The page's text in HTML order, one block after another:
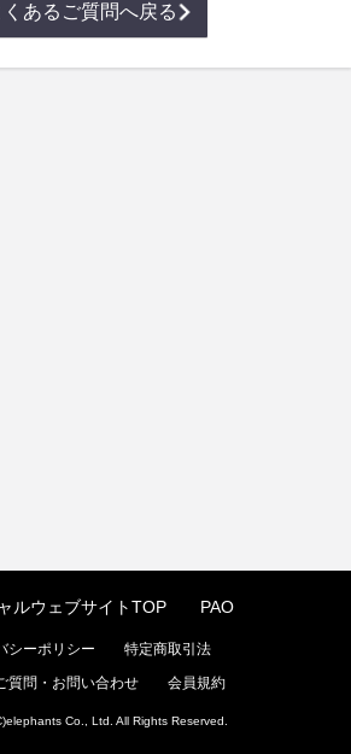
くあるご質問へ戻る
ルウェブサイトTOP PAO
シーポリシー
特定商取引法
質問・お問い合わせ
会員規約
Co., Ltd. All Rights Reserved.